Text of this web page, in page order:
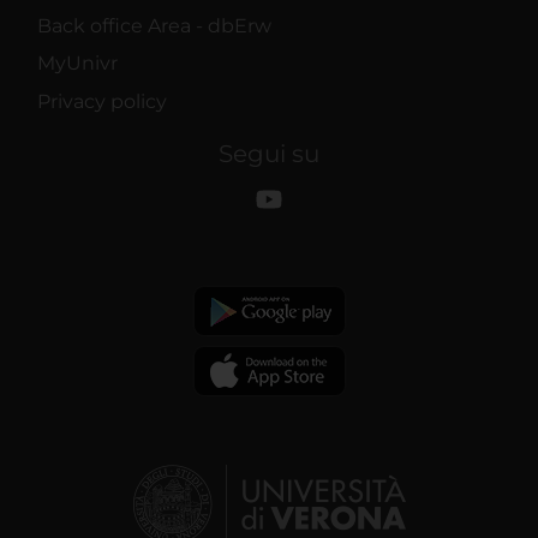
Back office Area - dbErw
MyUnivr
Privacy policy
Segui su